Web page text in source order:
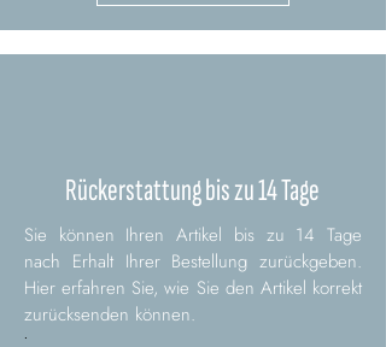
Rückerstattung bis zu 14 Tage
Sie können Ihren Artikel bis zu 14 Tage
nach Erhalt Ihrer Bestellung zurückgeben.
Hier erfahren Sie, wie Sie den Artikel korrekt
zurücksenden können.